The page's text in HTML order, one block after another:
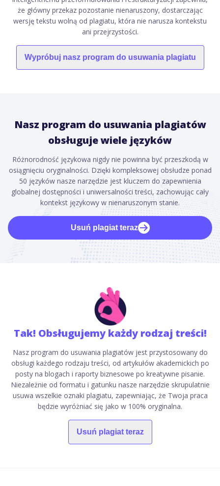
że główny przekaz pozostanie nienaruszony, dostarczając
wersję tekstu wolną od plagiatu, która nie narusza kontekstu
ani przejrzystości.
Wypróbuj nasz program do usuwania plagiatu
Nasz program do usuwania plagiatów
obsługuje wiele języków
Różnorodność językowa nigdy nie powinna być przeszkodą w
osiągnięciu oryginalności. Dzięki kompleksowej obsłudze ponad
50 języków nasze narzędzie jest kluczem do zapewnienia
globalnej dostępności i uniwersalności treści, zachowując cały
kontekst językowy w nienaruszonym stanie.
Usuń plagiat teraz
Tak! Obsługujemy każdy rodzaj treści!
Nasz program do usuwania plagiatów jest przystosowany do
obsługi każdego rodzaju treści, od artykułów akademickich po
posty na blogach i raporty biznesowe po kreatywne pisanie.
Niezależnie od formatu i gatunku nasze narzędzie skrupulatnie
usuwa wszelkie oznaki plagiatu, zapewniając, że Twoja praca
będzie wyróżniać się jako w 100% oryginalna.
Usuń plagiat teraz